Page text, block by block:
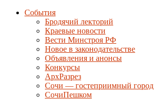
События
Бродячий лекторий
Краевые новости
Вести Минстроя РФ
Новое в законодательстве
Объявления и анонсы
Конкурсы
АрхРазрез
Сочи — гостеприимный город
СочиПешком